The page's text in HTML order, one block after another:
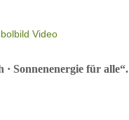
· Sonnenenergie für alle“.